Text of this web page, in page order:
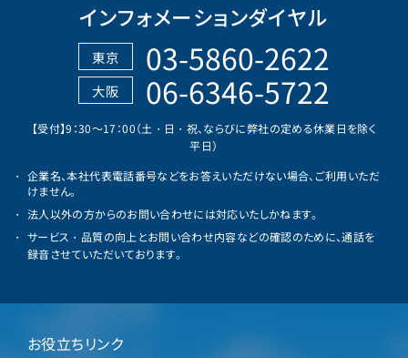
インフォメーションダイヤル
東京 03-5860-2622
大阪 06-6346-5722
【受付】9：30～17：00（土・日・祝、ならびに弊社の定める休業日を除く
平日）
企業名、本社代表電話番号などをお答えいただけない場合、ご利用いただ
けません。
法人以外の方からのお問い合わせには対応いたしかねます。
サービス・品質の向上とお問い合わせ内容などの確認のために、通話を
録音させていただいております。
お役立ちリンク